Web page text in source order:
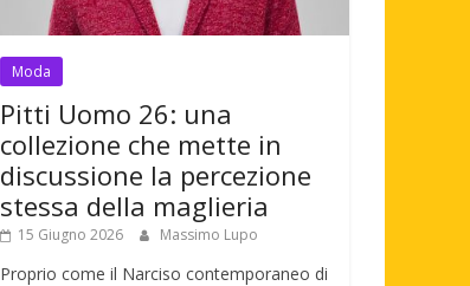
Moda
Pitti Uomo 26: una
collezione che mette in
discussione la percezione
stessa della maglieria
15 Giugno 2026 Massimo Lupo
Proprio come il Narciso contemporaneo di